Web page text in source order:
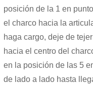
posición de la 1 en
el charco hacia la
haga cargo, deje de
hacia el centro del
en la posición de las 5
de lado a lado hasta